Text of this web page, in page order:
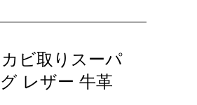
ビ取りスーパ
レザー 牛革